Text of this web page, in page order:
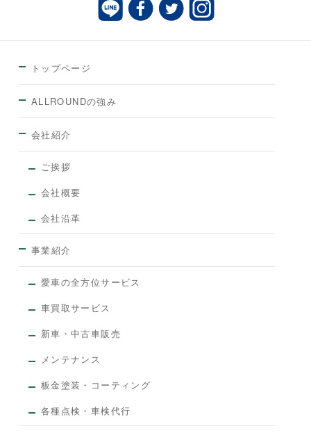
トップページ
ALLROUNDの強み
会社紹介
ご挨拶
会社概要
会社沿革
事業紹介
愛車の全方位サービス
車買取サービス
新車・中古車販売
メンテナンス
板金塗装・コーティング
各種点検・車検代行